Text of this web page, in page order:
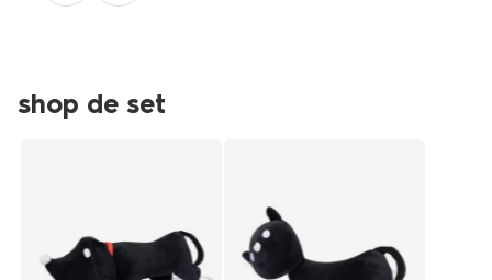
shop de set